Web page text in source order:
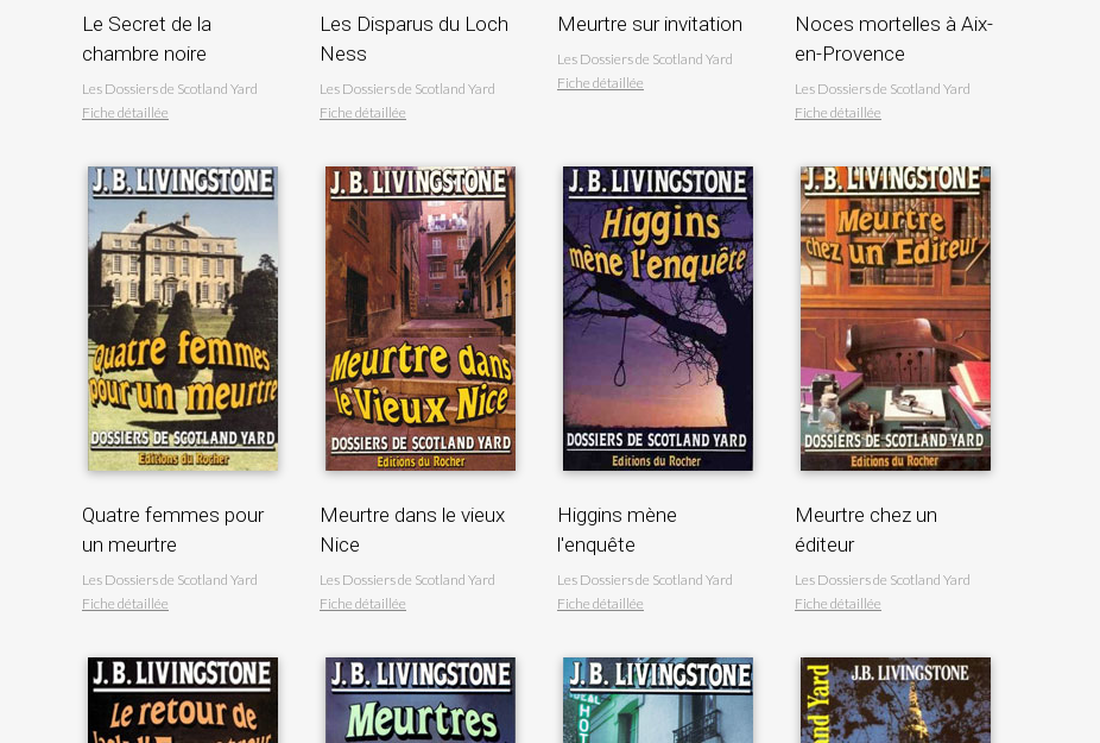
Le Secret de la
chambre noire
Les Dossiers de Scotland Yard
Fiche détaillée
Les Disparus du Loch
Ness
Les Dossiers de Scotland Yard
Fiche détaillée
Meurtre sur invitation
Les Dossiers de Scotland Yard
Fiche détaillée
Noces mortelles à Aix-
en-Provence
Les Dossiers de Scotland Yard
Fiche détaillée
Quatre femmes pour
un meurtre
Les Dossiers de Scotland Yard
Fiche détaillée
Meurtre dans le vieux
Nice
Les Dossiers de Scotland Yard
Fiche détaillée
Higgins mène
l'enquête
Les Dossiers de Scotland Yard
Fiche détaillée
Meurtre chez un
éditeur
Les Dossiers de Scotland Yard
Fiche détaillée